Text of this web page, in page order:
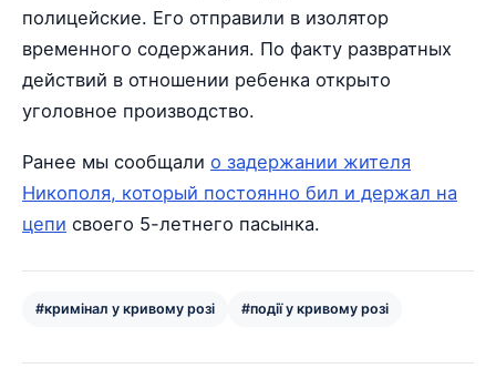
полицейские. Его отправили в изолятор
временного содержания. По факту развратных
действий в отношении ребенка открыто
уголовное производство.
Ранее мы сообщали о задержании жителя
Никополя, который постоянно бил и держал на
цепи своего 5-летнего пасынка.
#кримінал у кривому розі #події у кривому розі